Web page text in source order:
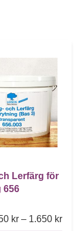
through 980 kr
olika
Lerfärg för
656
kr – 1.650 kr
har